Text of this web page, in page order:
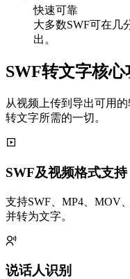
快速可靠
大多数SWF可在几
出。
SWF转文字核心
从视频上传到导出可用
转文字所需的一切。
SWF及视频格式支持
支持SWF、MP4、MOV
并转为文字。
说话人识别